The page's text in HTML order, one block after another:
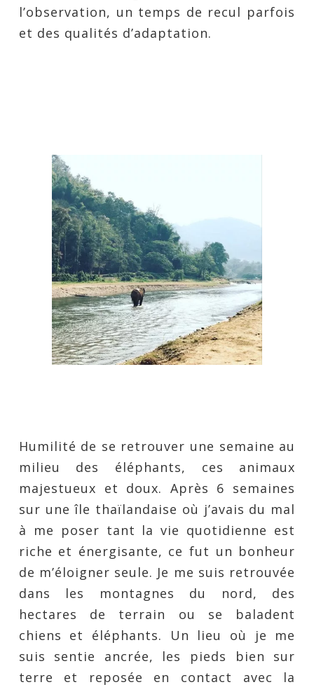
l’observation, un temps de recul parfois
et des qualités d’adaptation.
Humilité de se retrouver une semaine au
milieu des éléphants, ces animaux
majestueux et doux. Après 6 semaines
sur une île thaïlandaise où j’avais du mal
à me poser tant la vie quotidienne est
riche et énergisante, ce fut un bonheur
de m’éloigner seule. Je me suis retrouvée
dans les montagnes du nord, des
hectares de terrain ou se baladent
chiens et éléphants. Un lieu où je me
suis sentie ancrée, les pieds bien sur
terre et reposée en contact avec la